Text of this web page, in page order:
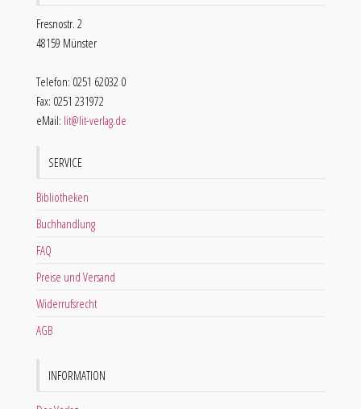
Fresnostr. 2
48159 Münster
Telefon: 0251 62032 0
Fax: 0251 231972
eMail: lit@lit-verlag.de
SERVICE
Bibliotheken
Buchhandlung
FAQ
Preise und Versand
Widerrufsrecht
AGB
INFORMATION